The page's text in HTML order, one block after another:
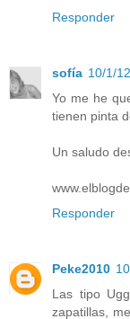
Responder
sofía 10/1/12
Yo me he
tienen pinta
Un saludo
Responder
Peke2010
Las tipo
zapatillas,